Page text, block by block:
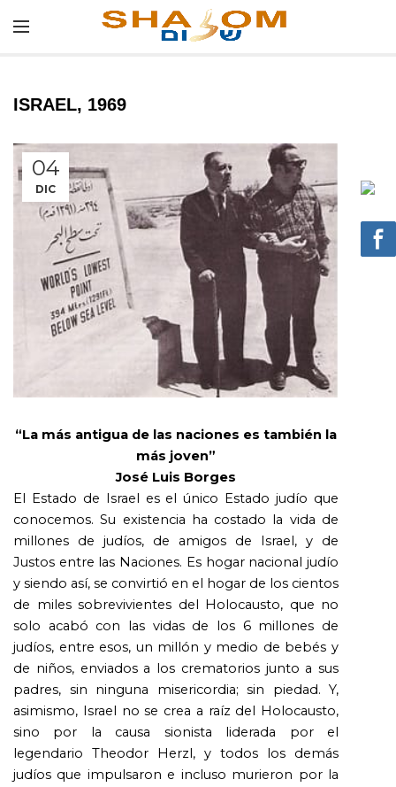
ISRAEL, 1969
04
DIC
“La más antigua de las naciones es también la
más joven”
José Luis Borges
El Estado de Israel es el único Estado judío que
conocemos. Su existencia ha costado la vida de
millones de judíos, de amigos de Israel, y de
Justos entre las Naciones. Es hogar nacional judío
y siendo así, se convirtió en el hogar de los cientos
de miles sobrevivientes del Holocausto, que no
solo acabó con las vidas de los 6 millones de
judíos, entre esos, un millón y medio de bebés y
de niños, enviados a los crematorios junto a sus
padres, sin ninguna misericordia; sin piedad. Y,
asimismo, Israel no se crea a raíz del Holocausto,
sino por la causa sionista liderada por el
legendario Theodor Herzl, y todos los demás
judíos que impulsaron e incluso murieron por la